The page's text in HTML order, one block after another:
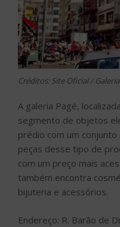
Créditos: Site Oficial /
A galeria Pagé,
segmento de objetos
prédio com um
peças desse tipo de
com um preço mais
também encontra
bijuteria e acessórios.
Endereço: R. Barão de